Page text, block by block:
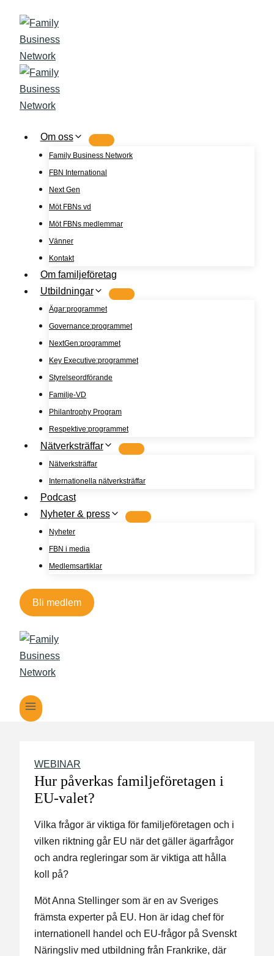
content
Om oss
Family Business Network
FBN International
Next Gen
Möt FBNs vd
Möt FBNs medlemmar
Vänner
Kontakt
Om familjeföretag
Utbildningar
Ägar:programmet
Governance:programmet
NextGen:programmet
Key Executive:programmet
Styrelseordförande
Familje-VD
Philantrophy Program
Respektive:programmet
Nätverksträffar
Nätverksträffar
Internationella nätverksträffar
Podcast
Nyheter & press
Nyheter
FBN i media
Medlemsartiklar
Bli medlem
WEBINAR
Hur påverkas familjeföretagen i
EU-valet?
Vilka frågor är viktiga för familjeföretagen och i
vilken riktning går EU när det gäller ägarfrågor
och andra regleringar som är viktiga att hålla
koll på?
Möt Anna Stellinger som är en av Sveriges
främsta experter på EU. Hon är idag chef för
internationell handel och EU-frågor på Svenskt
Näringsliv med utbildning från Frankrike, där